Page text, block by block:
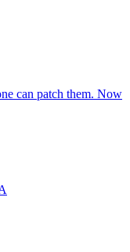
can patch them. Now